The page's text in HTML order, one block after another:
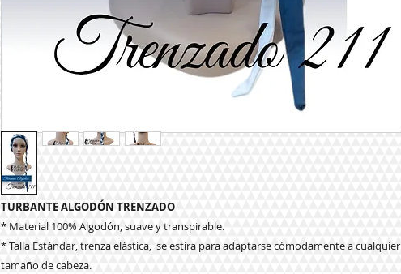
TURBANTE ALGODÓN TRENZADO
* Material 100% Algodón, suave y transpirable.
* Talla Estándar, trenza elástica, se estira para adaptarse cómodamente a cualquier
tamaño de cabeza.